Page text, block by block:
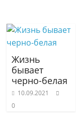
Жизнь
бывает
черно-белая
10.09.2021
0